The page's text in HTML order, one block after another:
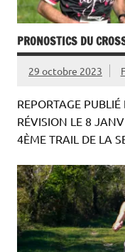
PRONOSTICS DU
29 octobre 2023
REPORTAGE
RÉVISION LE 8
4ÈME TRAIL DE LA